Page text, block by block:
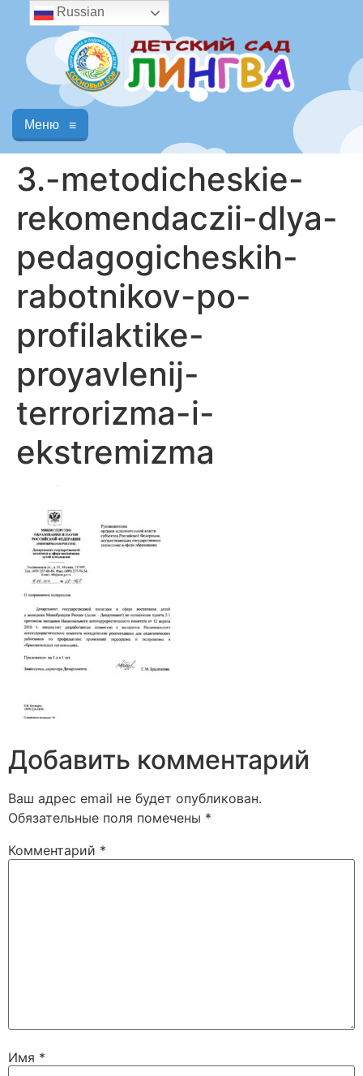
Меню ≡
3.-metodicheskie-
rekomendaczii-dlya-
pedagogicheskih-
rabotnikov-po-
profilaktike-
proyavlenij-
terrorizma-i-
ekstremizma
Добавить комментарий
Ваш адрес email не будет опубликован.
Обязательные поля помечены *
Комментарий *
Имя *
Russian